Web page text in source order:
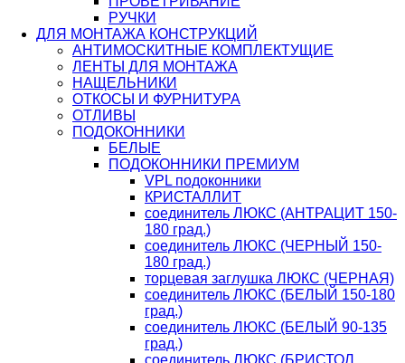
РУЧКИ
ДЛЯ МОНТАЖА КОНСТРУКЦИЙ
АНТИМОСКИТНЫЕ КОМПЛЕКТУЩИЕ
ЛЕНТЫ ДЛЯ МОНТАЖА
НАЩЕЛЬНИКИ
ОТКОСЫ И ФУРНИТУРА
ОТЛИВЫ
ПОДОКОННИКИ
БЕЛЫЕ
ПОДОКОННИКИ ПРЕМИУМ
VPL подоконники
КРИСТАЛЛИТ
соединитель ЛЮКС (АНТРАЦИТ 150-
180 град.)
соединитель ЛЮКС (ЧЕРНЫЙ 150-
180 град.)
торцевая заглушка ЛЮКС (ЧЕРНАЯ)
соединитель ЛЮКС (БЕЛЫЙ 150-180
град.)
соединитель ЛЮКС (БЕЛЫЙ 90-135
град.)